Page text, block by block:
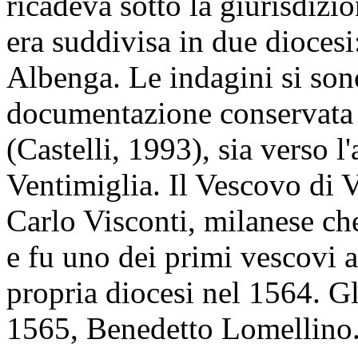
era suddivisa in due
Albenga. Le indagini si
documentazione
(Castelli, 1993), sia verso
Ventimiglia. Il Vescovo di
Carlo Visconti, milanese
e fu uno dei primi vescovi
propria diocesi nel 1564.
1565, Benedetto